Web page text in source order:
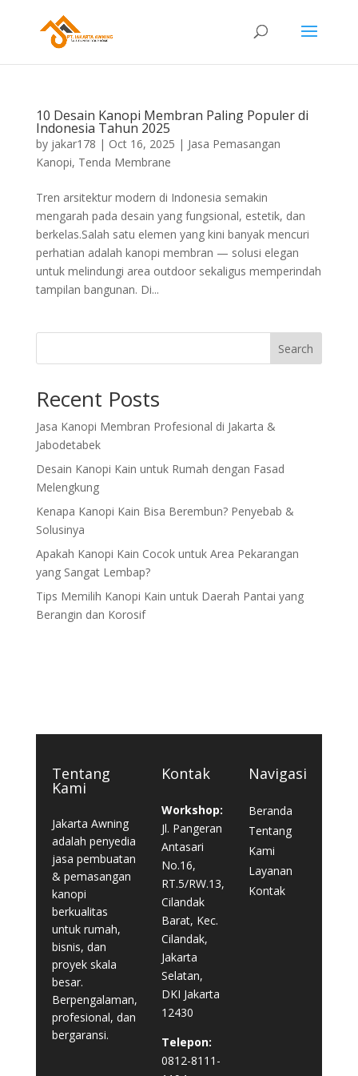
10 Desain Kanopi Membran Paling Populer di
Indonesia Tahun 2025
by jakar178 | Oct 16, 2025 | Jasa Pemasangan
Kanopi, Tenda Membrane
Tren arsitektur modern di Indonesia semakin
mengarah pada desain yang fungsional, estetik, dan
berkelas.Salah satu elemen yang kini banyak mencuri
perhatian adalah kanopi membran — solusi elegan
untuk melindungi area outdoor sekaligus memperindah
tampilan bangunan. Di...
Search
Recent Posts
Jasa Kanopi Membran Profesional di Jakarta &
Jabodetabek
Desain Kanopi Kain untuk Rumah dengan Fasad
Melengkung
Kenapa Kanopi Kain Bisa Berembun? Penyebab &
Solusinya
Apakah Kanopi Kain Cocok untuk Area Pekarangan
yang Sangat Lembap?
Tips Memilih Kanopi Kain untuk Daerah Pantai yang
Berangin dan Korosif
Tentang
Kami
Jakarta Awning
adalah penyedia
jasa pembuatan
& pemasangan
kanopi
berkualitas
untuk rumah,
bisnis, dan
proyek skala
besar.
Berpengalaman,
profesional, dan
bergaransi.
Kontak
Workshop:
Jl. Pangeran
Antasari
No.16,
RT.5/RW.13,
Cilandak
Barat, Kec.
Cilandak,
Jakarta
Selatan,
DKI Jakarta
12430
Telepon:
0812-8111-
Navigasi
Beranda
Tentang
Kami
Layanan
Kontak